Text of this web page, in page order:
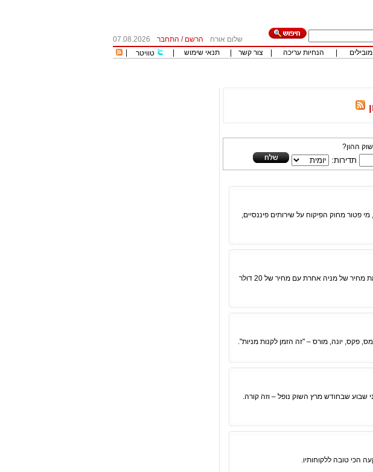
שלום אורח הרשם / התחבר
07.08.2026
הנחיות עריכה צור קשר תנאי שימוש טוויטר
ההון?
תדירות:
פטור מחוק הפיקוח על שירותים פיננסיים,
יתכן מחיר מניה של 1 דולר שישקף לחברה שווי שוק של 3 מיליארד דולר לעומת מחיר של מניה אחרת עם מחיר של 20 דולר
פקס, יונה, מורס – "זה הזמן לקנות מניות".
שבוע שבחודש מרץ השוק נופל – וזה קורה.
הכי טובה ללקוחותיו.